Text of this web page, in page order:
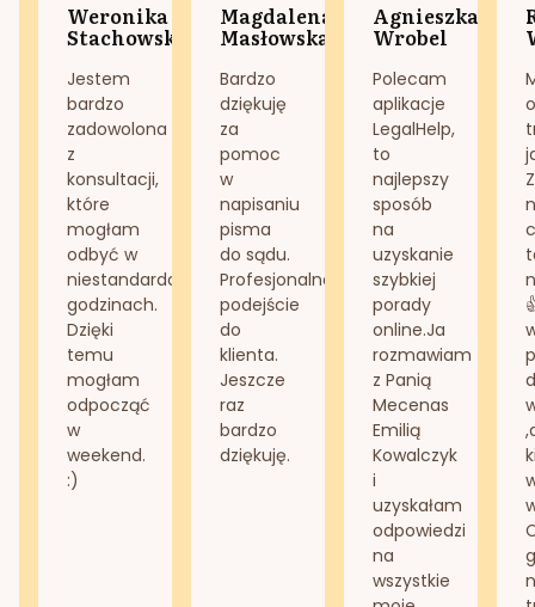
Weronika
Stachowska
Jestem
bardzo
zadowolona
z
konsultacji,
które
mogłam
odbyć w
niestandardowych
godzinach.
Dzięki
temu
mogłam
odpocząć
w
weekend.
:)
Magdalena
Masłowska
Bardzo
dziękuję
za
pomoc
w
napisaniu
pisma
do sądu.
Profesjonalne
podejście
do
klienta.
Jeszcze
raz
bardzo
dziękuję.
Agnieszka
Wrobel
Polecam
aplikacje
LegalHelp,
to
najlepszy
sposób
na
uzyskanie
szybkiej
porady
online.Ja
rozmawiam
z Panią
Mecenas
Emilią
Kowalczyk
i
uzyskałam
odpowiedzi
na
wszystkie